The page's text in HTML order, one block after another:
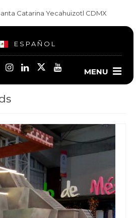
Catarina Yecahuizotl CDMX
ESPAÑOL
MENU
Contact us
(56) 2668-2264